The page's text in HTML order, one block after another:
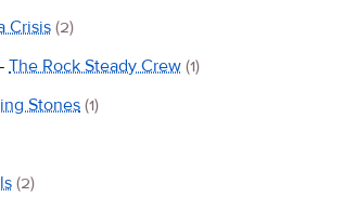
Crisis (2)
The Rock Steady Crew (1)
Stones (1)
(2)